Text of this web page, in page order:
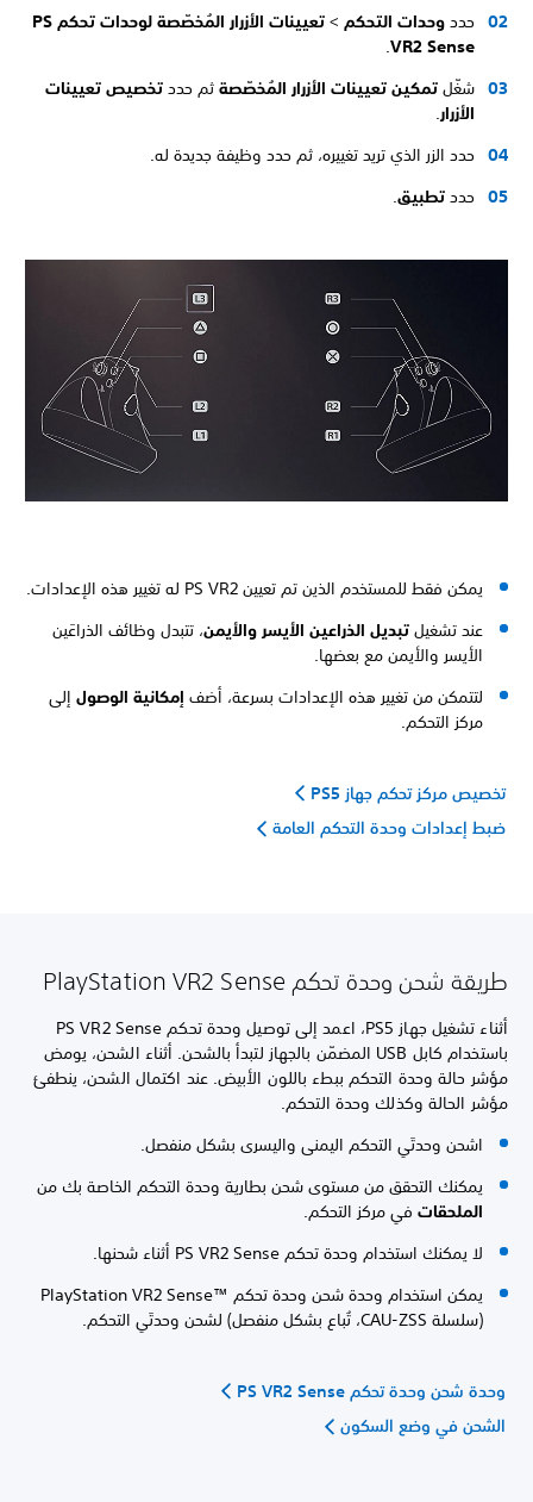
حدد وحدات التحكم >
تعيينات الأزرار المُخصّصة لوحدات تحكم PS
VR2 Sense
.
شغّل تمكين تعيينات الأزرار المُخصّصة ثم حدد تخصيص تعيينات
الأزرار.
حدد الزر الذي تريد تغييره، ثم حدد وظيفة جديدة له.
حدد تطبيق.
يمكن فقط للمستخدم الذين تم تعيين PS VR2 له تغيير هذه الإعدادات.
عند تشغيل تبديل الذراعين الأيسر والأيمن، تتبدل وظائف الذراعَين
الأيسر والأيمن مع بعضها.
لتتمكن من تغيير هذه الإعدادات بسرعة، أضف إمكانية الوصول إلى
مركز التحكم.
تخصيص مركز تحكم جهاز PS5
ضبط إعدادات وحدة التحكم العامة
طريقة شحن وحدة تحكم PlayStation VR2 Sense
أثناء تشغيل جهاز PS5، اعمد إلى توصيل وحدة تحكم PS VR2 Sense
باستخدام كابل USB المضمّن بالجهاز لتبدأ بالشحن. أثناء الشحن، يومض
مؤشر حالة وحدة التحكم ببطء باللون الأبيض. عند اكتمال الشحن، ينطفئ
مؤشر الحالة وكذلك وحدة التحكم.
اشحن وحدتَي التحكم اليمنى واليسرى بشكل منفصل.
يمكنك التحقق من مستوى شحن بطارية وحدة التحكم الخاصة بك من
الملحقات في مركز التحكم.
لا يمكنك استخدام وحدة تحكم PS VR2 Sense أثناء شحنها.
يمكن استخدام وحدة شحن وحدة تحكم PlayStation VR2 Sense™‎
(سلسلة CAU-ZSS، تُباع بشكل منفصل) لشحن وحدتَي التحكم.
وحدة شحن وحدة تحكم PS VR2 Sense
الشحن في وضع السكون